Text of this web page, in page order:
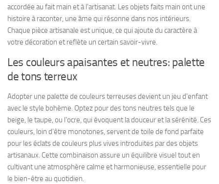
accordée au fait main et à l’artisanat. Les objets faits main ont une
histoire à raconter, une âme qui résonne dans nos intérieurs.
Chaque pièce artisanale est unique, ce qui ajoute du caractère à
votre décoration et reflète un certain savoir-vivre.
Les couleurs apaisantes et neutres: palette
de tons terreux
Adopter une palette de couleurs terreuses devient un jeu d’enfant
avec le style bohème. Optez pour des tons neutres tels que le
beige, le taupe, ou l’ocre, qui évoquent la douceur et la sérénité. Ces
couleurs, loin d’être monotones, servent de toile de fond parfaite
pour les éclats de couleurs plus vives introduites par des objets
artisanaux. Cette combinaison assure un équilibre visuel tout en
cultivant une atmosphère calme et harmonieuse, essentielle pour
le bien-être au quotidien.